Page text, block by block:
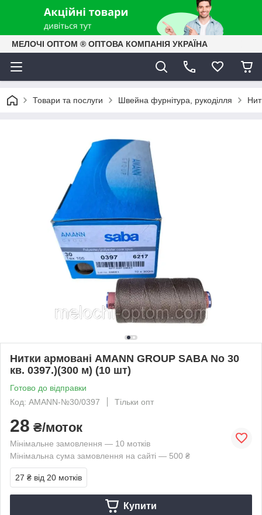
МЕЛОЧІ ОПТОМ ® ОПТОВА КОМПАНІЯ УКРАЇНА
Товари та послуги Швейна фурнітура, рукоділля
Нитки армовані AMANN GROUP SABA No 30
кв. 0397.)(300 м) (10 шт)
Готово до відправки
Код: AMANN-№30/0397
Тільки опт
28 ₴/моток
Мінімальне замовлення — 10 мотків
Мінімальна сума замовлення на сайті — 500 ₴
27 ₴ від 20 мотків
Купити